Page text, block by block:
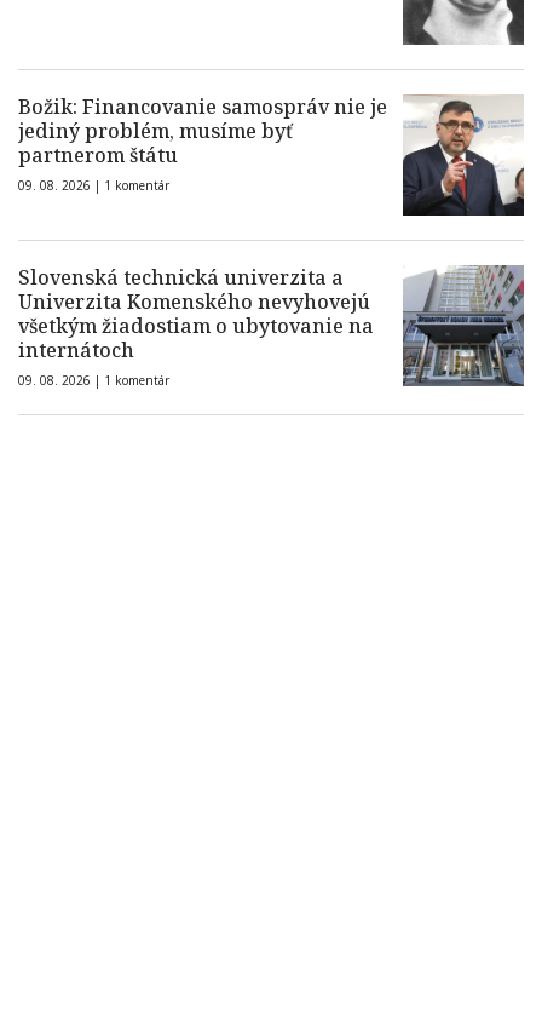
Božik: Financovanie samospráv nie je
jediný problém, musíme byť
partnerom štátu
09. 08. 2026 | 1 komentár
Slovenská technická univerzita a
Univerzita Komenského nevyhovejú
všetkým žiadostiam o ubytovanie na
internátoch
09. 08. 2026 | 1 komentár